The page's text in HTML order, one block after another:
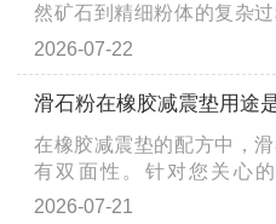
然矿石到精细粉体的复杂
分为原料预处理、精细研磨
2026-07-22
滑石粉在橡胶减震垫用途
在橡胶减震垫的配方中，
有双面性。针对您关心
果”，其具体作用如下： 1.
2026-07-21